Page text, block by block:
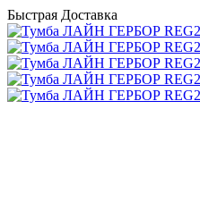
Быстрая Доставка